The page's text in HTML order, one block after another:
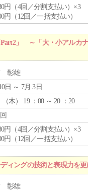
円（4回／分割支払い）×3
円（12回／一括支払い）
」 ～「大・小アルカ
彰雄
日 ～ 7月 3日
（木） 19 ：00 ～ 20 ：20
円（4回／分割支払い）×3
円（12回／一括支払い）
ィングの技術と表現力を
彰雄